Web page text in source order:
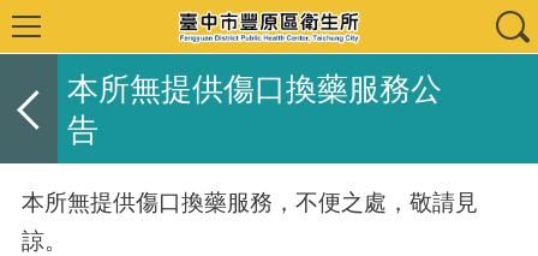
本所無提供傷口換藥服務公
告
本所無提供傷口換藥服務，不便之處，敬請見
諒。